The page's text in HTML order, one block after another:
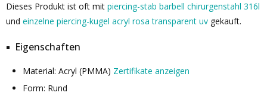
Dieses Produkt ist oft mit piercing-stab barbell chirurgenstahl 316l
und einzelne piercing-kugel acryl rosa transparent uv gekauft.
Eigenschaften
Material: Acryl (PMMA) Zertifikate anzeigen
Form: Rund